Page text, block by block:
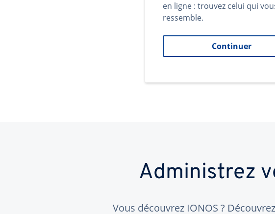
en ligne : trouvez celui qui
ressemble.
Continuer
Administrez
Vous découvrez IONOS ?